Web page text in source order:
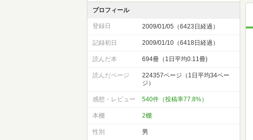
プロフィール
登録日 2009/01/05（6423日経過）
記録初日 2009/01/10（6418日経過）
読んだ本 694冊（1日平均0.11冊)
読んだページ
224357ページ（1日平均34ペー
ジ）
感想・レビュー 540件（投稿率77.8%）
本棚 2棚
性別 男